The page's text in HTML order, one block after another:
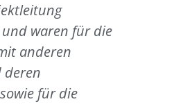
waren für die
anderen
deren
für die